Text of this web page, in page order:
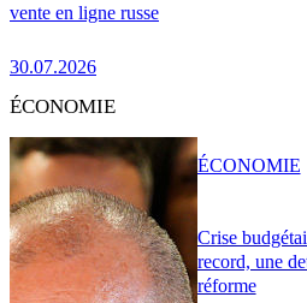
vente en ligne russe
30.07.2026
ÉCONOMIE
Crise
record, une
réforme
ÉCONOMIE